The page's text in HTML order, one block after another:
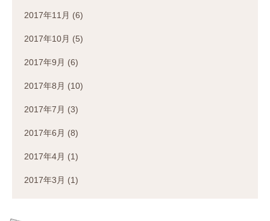
2017年11月 (6)
2017年10月 (5)
2017年9月 (6)
2017年8月 (10)
2017年7月 (3)
2017年6月 (8)
2017年4月 (1)
2017年3月 (1)